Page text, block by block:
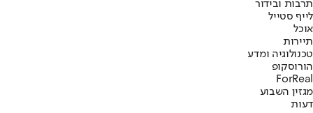
תרבות ובידור
לייף סטייל
אוכל
תיירות
טכנולוגיה ומדע
הורוסקופ
ForReal
מגזין השבוע
דעות